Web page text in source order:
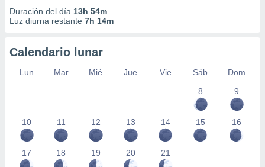
Duración del día 13h 54m
Luz diurna restante 7h 14m
Calendario lunar
Lun Mar Mié Jue Vie Sáb
Dom
8
9
10 11 12 13 14 15 16
17 18 19 20 21